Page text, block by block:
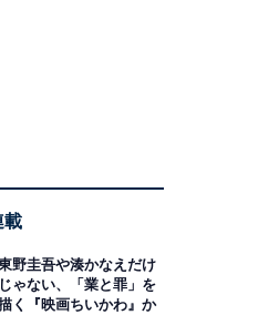
載
野圭吾や湊かなえだけ
じゃない、「業と罪」を
く『映画ちいかわ』か